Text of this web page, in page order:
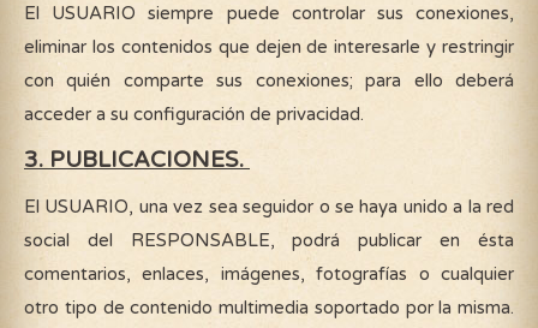
El USUARIO siempre puede controlar sus conexiones,
eliminar los contenidos que dejen de interesarle y restringir
con quién comparte sus conexiones; para ello deberá
acceder a su configuración de privacidad.
3. PUBLICACIONES.
El USUARIO, una vez sea seguidor o se haya unido a la red
social del RESPONSABLE, podrá publicar en ésta
comentarios, enlaces, imágenes, fotografías o cualquier
otro tipo de contenido multimedia soportado por la misma.